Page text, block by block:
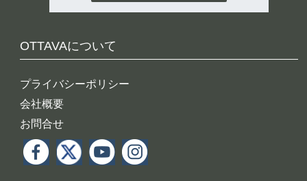
OTTAVAについて
プライバシーポリシー
会社概要
お問合せ